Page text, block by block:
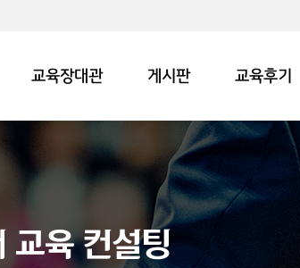
교육장대관 게시판 교육후기
교육 컨설팅